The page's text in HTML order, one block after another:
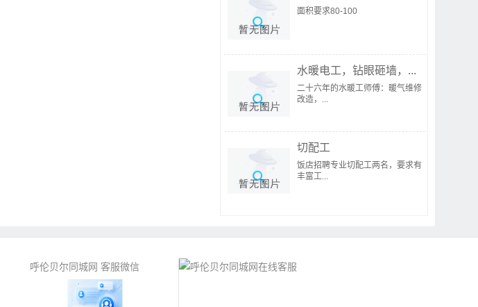
面积要求80-100
水暖电工，钻眼砸墙，...
二十六年的水暖工师傅：暖气维修
改造，...
切配工
饭店招聘专业切配工两名，要求有
丰富工...
呼伦贝尔同城网 客服微信